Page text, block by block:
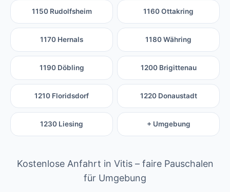
1150 Rudolfsheim 1160 Ottakring
1170 Hernals 1180 Währing
1190 Döbling 1200 Brigittenau
1210 Floridsdorf 1220 Donaustadt
1230 Liesing + Umgebung
Kostenlose Anfahrt in Vitis – faire Pauschalen
für Umgebung